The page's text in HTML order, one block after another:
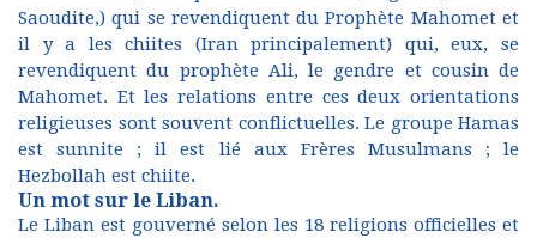
Saoudite,) qui se revendiquent du Prophète Mahomet et
il y a les chiites (Iran principalement) qui, eux, se
revendiquent du prophète Ali, le gendre et cousin de
Mahomet. Et les relations entre ces deux orientations
religieuses sont souvent conflictuelles. Le groupe Hamas
est sunnite ; il est lié aux Frères Musulmans ; le
Hezbollah est chiite.
Un mot sur le Liban.
Le Liban est gouverné selon les 18 religions officielles et